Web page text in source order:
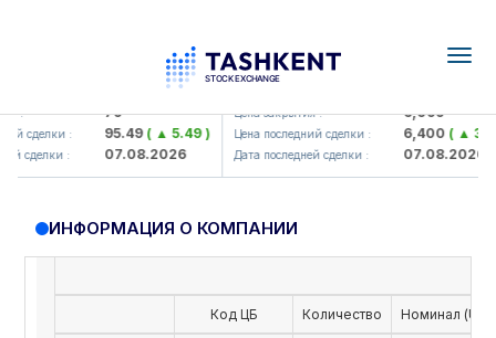
: 79
сделки : 95.49( ▲ 5.49 )
сделки : 07.08.2026
UZMK (<O'zmetkombinat> AJ)
Цена закрытия : 6,099
Цена последний сделки : 6,400( ▲
Дата последней сделки : 07.08.2026
ИНФОРМАЦИЯ О КОМПАНИИ
Код ЦБ Количество Номинал